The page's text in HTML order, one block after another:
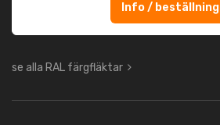
Info / beställning
se alla RAL färgfläktar